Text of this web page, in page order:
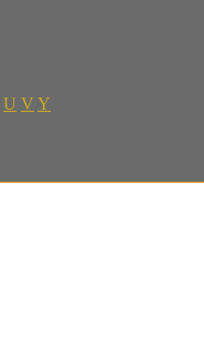
U V Y